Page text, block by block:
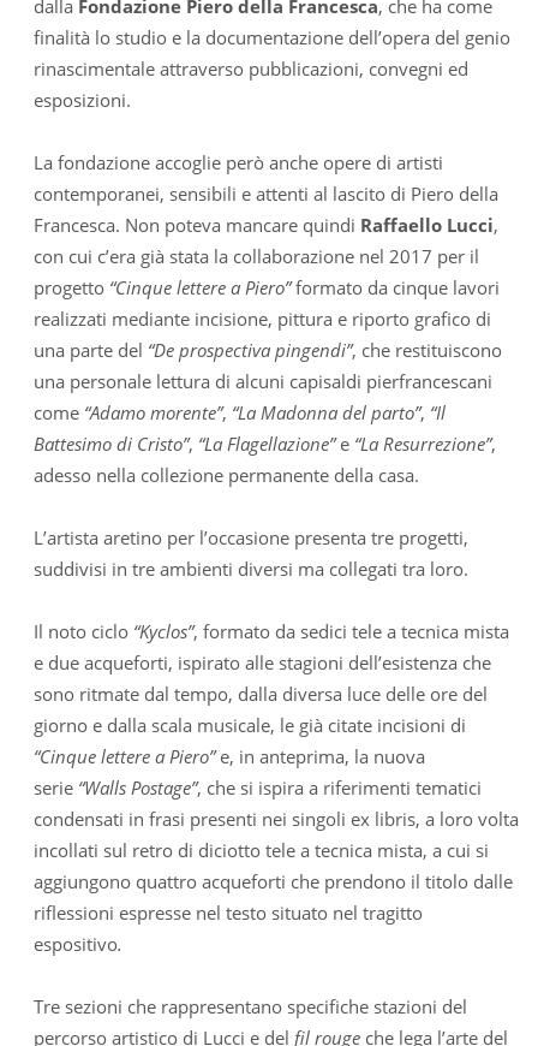
dalla Fondazione Piero della Francesca, che ha come
finalità lo studio e la documentazione dell’opera del genio
rinascimentale attraverso pubblicazioni, convegni ed
esposizioni.
La fondazione accoglie però anche opere di artisti
contemporanei, sensibili e attenti al lascito di Piero della
Francesca. Non poteva mancare quindi Raffaello Lucci,
con cui c’era già stata la collaborazione nel 2017 per il
progetto “Cinque lettere a Piero”formato da cinque lavori
realizzati mediante incisione, pittura e riporto grafico di
una parte del “De prospectiva pingendi”, che restituiscono
una personale lettura di alcuni capisaldi pierfrancescani
come “Adamo morente”, “La Madonna del parto”, “Il
Battesimo di Cristo”, “La Flagellazione”e “La Resurrezione”,
adesso nella collezione permanente della casa.
L’artista aretino per l’occasione presenta tre progetti,
suddivisi in tre ambienti diversi ma collegati tra loro.
Il noto ciclo “Kyclos”, formato da sedici tele a tecnica mista
e due acqueforti, ispirato alle stagioni dell’esistenza che
sono ritmate dal tempo, dalla diversa luce delle ore del
giorno e dalla scala musicale, le già citate incisioni di
“Cinque lettere a Piero”e, in anteprima, la nuova
serie “Walls Postage”, che si ispira a riferimenti tematici
condensati in frasi presenti nei singoli ex libris, a loro volta
incollati sul retro di diciotto tele a tecnica mista, a cui si
aggiungono quattro acqueforti che prendono il titolo dalle
riflessioni espresse nel testo situato nel tragitto
espositivo.
Tre sezioni che rappresentano specifiche stazioni del
percorso artistico di Lucci e del fil rougeche lega l’arte del